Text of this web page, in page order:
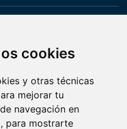
cookies
y otras técnicas
mejorar tu
navegación en
para mostrarte